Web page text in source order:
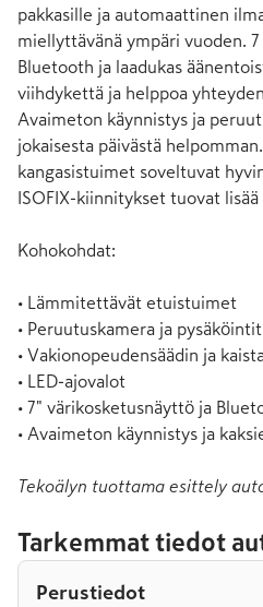
pakkasille ja automaattinen
miellyttävänä ympäri vuoden.
Bluetooth ja laadukas
viihdykettä ja helppoa
Avaimeton käynnistys ja
jokaisesta päivästä
kangasistuimet soveltuvat
ISOFIX-kiinnitykset tuovat
Kohokohdat:
• Lämmitettävät etuistuimet
• Peruutuskamera ja
• Vakionopeudensäädin ja
• LED-ajovalot
• 7" värikosketusnäyttö ja
• Avaimeton käynnistys ja
Tekoälyn tuottama esittely
Tarkemmat tiedot
Perustiedot